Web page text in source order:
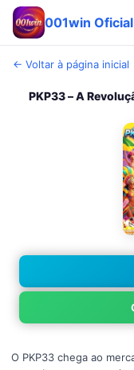
← Voltar à página inicial
PKP33 – A
O PKP33 chega ao